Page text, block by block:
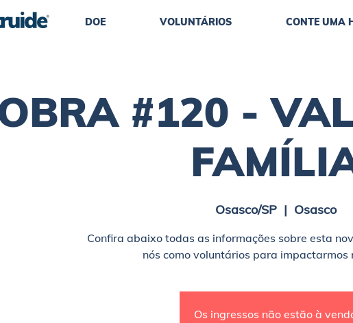
DOE VOLUNTÁRIOS CONTE UMA
#120 -
Osasco/SP
  |
Osasco
Confira abaixo todas as informações sobre esta
nós como voluntários para impactarmos
Os ingressos não estão à